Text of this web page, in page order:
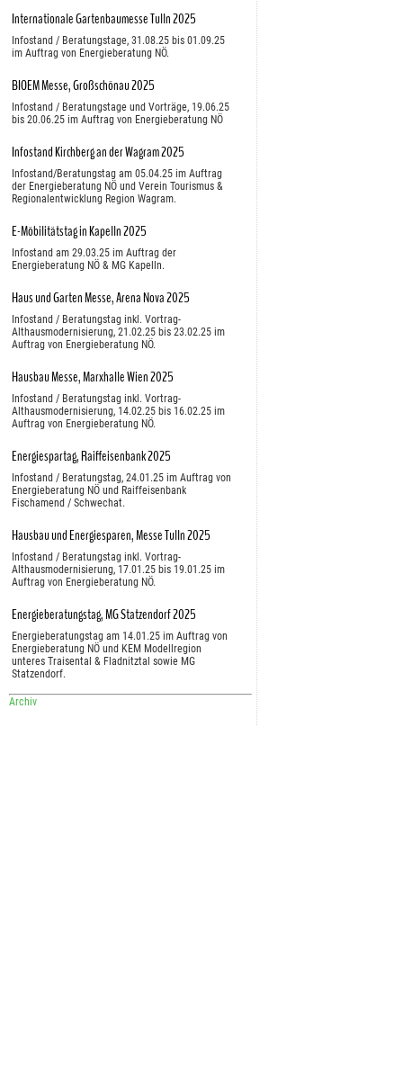
Internationale Gartenbaumesse Tulln 2025
Infostand / Beratungstage, 31.08.25 bis 01.09.25
im Auftrag von Energieberatung NÖ.
BIOEM Messe, Großschönau 2025
Infostand / Beratungstage und Vorträge, 19.06.25
bis 20.06.25 im Auftrag von Energieberatung NÖ
Infostand Kirchberg an der Wagram 2025
Infostand/Beratungstag am 05.04.25 im Auftrag
der Energieberatung NÖ und Verein Tourismus &
Regionalentwicklung Region Wagram.
E-Möbilitätstag in Kapelln 2025
Infostand am 29.03.25 im Auftrag der
Energieberatung NÖ & MG Kapelln.
Haus und Garten Messe, Arena Nova 2025
Infostand / Beratungstag inkl. Vortrag-
Althausmodernisierung, 21.02.25 bis 23.02.25 im
Auftrag von Energieberatung NÖ.
Hausbau Messe, Marxhalle Wien 2025
Infostand / Beratungstag inkl. Vortrag-
Althausmodernisierung, 14.02.25 bis 16.02.25 im
Auftrag von Energieberatung NÖ.
Energiespartag, Raiffeisenbank 2025
Infostand / Beratungstag, 24.01.25 im Auftrag von
Energieberatung NÖ und Raiffeisenbank
Fischamend / Schwechat.
Hausbau und Energiesparen, Messe Tulln 2025
Infostand / Beratungstag inkl. Vortrag-
Althausmodernisierung, 17.01.25 bis 19.01.25 im
Auftrag von Energieberatung NÖ.
Energieberatungstag, MG Statzendorf 2025
Energieberatungstag am 14.01.25 im Auftrag von
Energieberatung NÖ und KEM Modellregion
unteres Traisental & Fladnitztal sowie MG
Statzendorf.
Archiv